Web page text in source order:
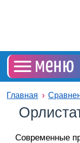
Главная
Современные